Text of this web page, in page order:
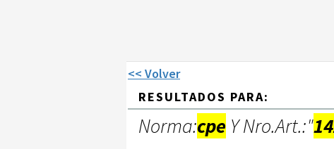
<< Volver
RESULTADOS PARA:
Norma:cpe Y Nro.Art.:"